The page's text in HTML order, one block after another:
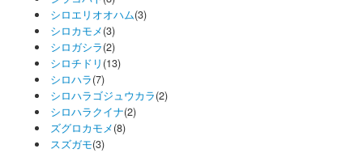
シロエリオオハム(3)
シロカモメ(3)
シロガシラ(2)
シロチドリ (13)
シロハラ(7)
シロハラゴジュウカラ(2)
シロハラクイナ(2)
ズグロカモメ(8)
スズガモ(3)